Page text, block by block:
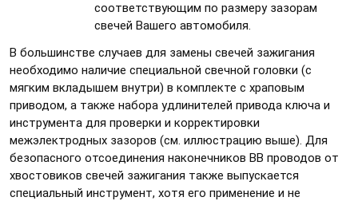
соответствующим по размеру зазорам
свечей Вашего автомобиля.
В большинстве случаев для замены свечей зажигания
необходимо наличие специальной свечной головки (с
мягким вкладышем внутри) в комплекте с храповым
приводом, а также набора удлинителей привода ключа и
инструмента для проверки и корректировки
межэлектродных зазоров (см. иллюстрацию выше). Для
безопасного отсоединения наконечников ВВ проводов от
хвостовиков свечей зажигания также выпускается
специальный инструмент, хотя его применение и не